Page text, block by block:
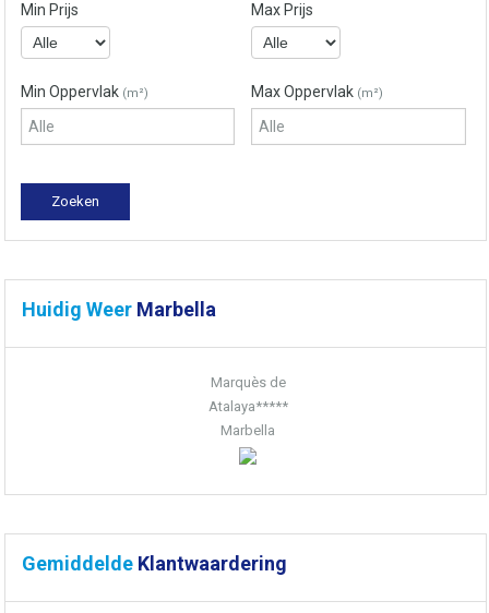
Min Prijs Max Prijs
Min Oppervlak (m²) Max Oppervlak (m²)
Huidig Weer Marbella
Marquès de
Atalaya*****
Marbella
Gemiddelde Klantwaardering